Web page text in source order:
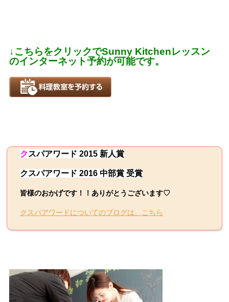
↓こちらをクリックでSunny Kitchenレッスン
のインターネット予約が可能です。
ク スパアワード 2015 新人賞
クスパアワード 2016 中部賞 受賞
皆様のおかげです！！ありがとうございます♡
クスパアワードについてのブログは、こちら